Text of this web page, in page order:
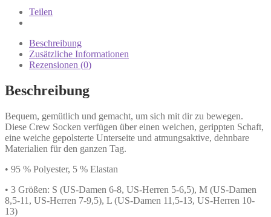
Teilen
Beschreibung
Zusätzliche Informationen
Rezensionen (0)
Beschreibung
Bequem, gemütlich und gemacht, um sich mit dir zu bewegen.
Diese Crew Socken verfügen über einen weichen, gerippten Schaft,
eine weiche gepolsterte Unterseite und atmungsaktive, dehnbare
Materialien für den ganzen Tag.
• 95 % Polyester, 5 % Elastan
• 3 Größen: S (US-Damen 6-8, US-Herren 5-6,5), M (US-Damen
8,5-11, US-Herren 7-9,5), L (US-Damen 11,5-13, US-Herren 10-
13)